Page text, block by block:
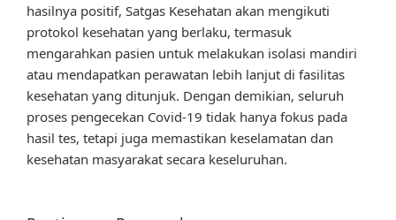
hasilnya positif, Satgas Kesehatan akan mengikuti
protokol kesehatan yang berlaku, termasuk
mengarahkan pasien untuk melakukan isolasi mandiri
atau mendapatkan perawatan lebih lanjut di fasilitas
kesehatan yang ditunjuk. Dengan demikian, seluruh
proses pengecekan Covid-19 tidak hanya fokus pada
hasil tes, tetapi juga memastikan keselamatan dan
kesehatan masyarakat secara keseluruhan.